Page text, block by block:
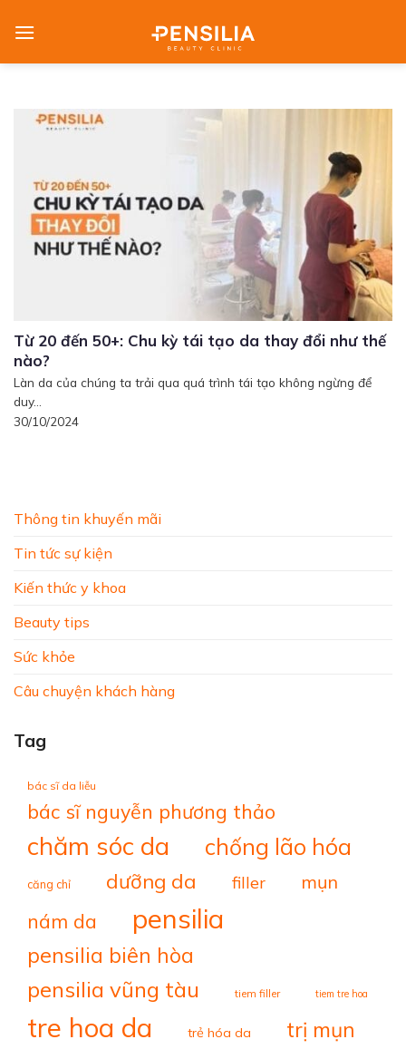
Thông tin khuyến mãi
Tin tức sự kiện
Kiến thức y khoa
Beauty tips
Sức khỏe
Câu chuyện khách hàng
Tag
bác sĩ da liễu
bác sĩ nguyễn phương thảo
chăm sóc da chống lão hóa
căng chỉ dưỡng da filler mụn
nám da pensilia
pensilia biên hòa
pensilia vũng tàu tiem filler tiem tre hoa
tre hoa da trẻ hóa da trị mụn
Từ 20 đến 50+: Chu kỳ tái tạo da thay đổi như thế
nào?
Làn da của chúng ta trải qua quá trình tái tạo không ngừng để
duy...
30/10/2024